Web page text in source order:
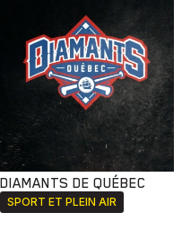
DIAMANTS DE QUÉBEC
SPORT ET PLEIN AIR